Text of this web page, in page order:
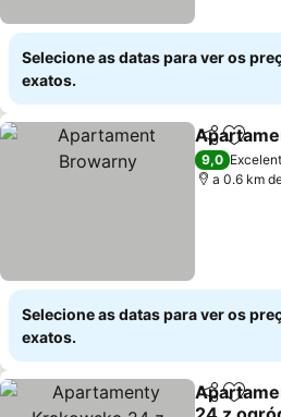
Selecione as datas para ver os
exatos.
Partilhar
9,0
a 0.6 km
Selecione as datas para ver os
exatos.
Partilhar